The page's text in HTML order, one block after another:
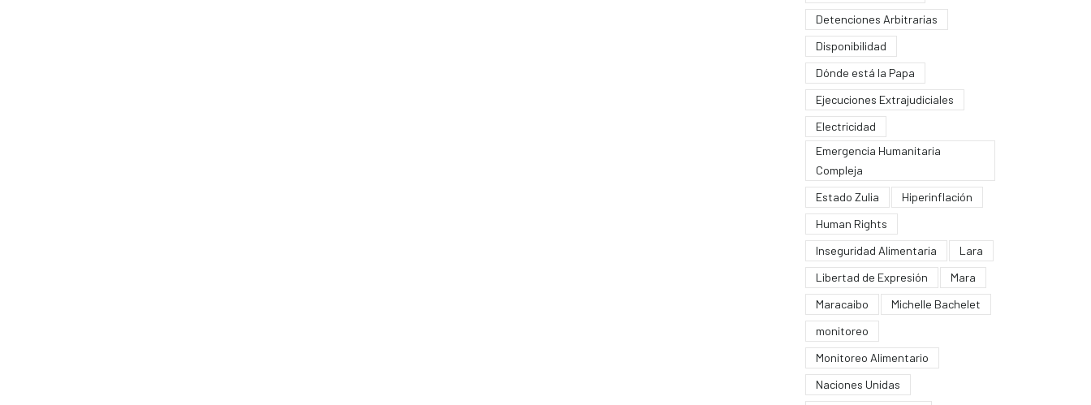
Detenciones Arbitrarias
Disponibilidad
Dónde está la Papa
Ejecuciones Extrajudiciales
Electricidad
Emergencia Humanitaria
Compleja
Estado Zulia
Hiperinflación
Human Rights
Inseguridad Alimentaria
Lara
Libertad de Expresión
Mara
Maracaibo
Michelle Bachelet
monitoreo
Monitoreo Alimentario
Naciones Unidas